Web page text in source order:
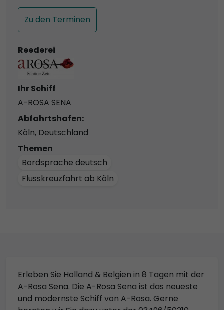
Zu den Terminen
Reederei
Ihr Schiff
A-ROSA SENA
Abfahrtshafen:
Köln, Deutschland
Themen
Bordsprache deutsch
Flusskreuzfahrt ab Köln
Erleben Sie Holland & Belgien in 8 Tagen mit der
A-Rosa Sena. Die A-Rosa Sena ist das neueste
und modernste Schiff von A-Rosa. Gerne